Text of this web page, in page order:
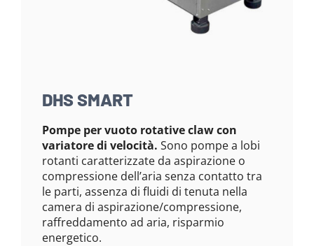
DHS SMART
Pompe per vuoto rotative claw con
variatore di velocità. Sono pompe a lobi
rotanti caratterizzate da aspirazione o
compressione dell’aria senza contatto tra
le parti, assenza di fluidi di tenuta nella
camera di aspirazione/compressione,
raffreddamento ad aria, risparmio
energetico.